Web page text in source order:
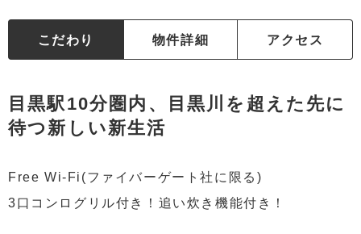
こだわり 物件詳細 アクセス
目黒駅10分圏内、目黒川を超えた先に
待つ新しい新生活
Free Wi-Fi(ファイバーゲート社に限る)
3口コンログリル付き！追い炊き機能付き！